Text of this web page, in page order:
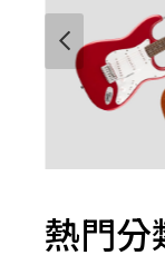
熱門分